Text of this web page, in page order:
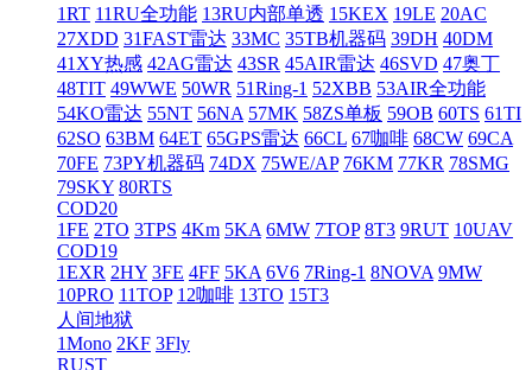
1RT 11RU全功能 13RU内部单透 15KEX 19LE 20AC
27XDD 31FAST雷达 33MC 35TB机器码 39DH 40DM
41XY热感 42AG雷达 43SR 45AIR雷达 46SVD 47奥丁
48TIT 49WWE 50WR 51Ring-1 52XBB 53AIR全功能
54KO雷达 55NT 56NA 57MK 58ZS单板 59OB 60TS 61TI
62SO 63BM 64ET 65GPS雷达 66CL 67咖啡 68CW 69CA
70FE 73PY机器码 74DX 75WE/AP 76KM 77KR 78SMG
79SKY 80RTS
COD20
1FE 2TO 3TPS 4Km 5KA 6MW 7TOP 8T3 9RUT 10UAV
COD19
1EXR 2HY 3FE 4FF 5KA 6V6 7Ring-1 8NOVA 9MW
10PRO 11TOP 12咖啡 13TO 15T3
人间地狱
1Mono 2KF 3Fly
RUST